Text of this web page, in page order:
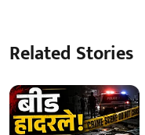
Related Stories